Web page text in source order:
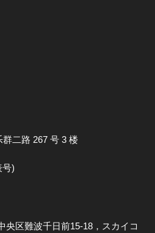
二路 267 号 3 楼
号)
央区難波千日前15-18，スカイコ